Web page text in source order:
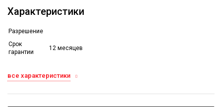
Характеристики
Разрешение
Срок
гарантии
12 месяцев
все характеристики